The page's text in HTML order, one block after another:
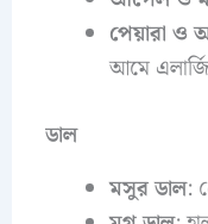
পেয়ারা ও
আমে
ডাল
মসুর ডাল: